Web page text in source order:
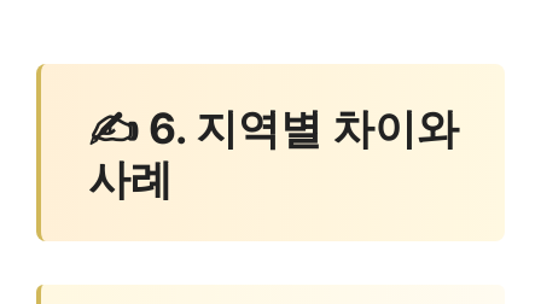
✍ 6. 지역별 차이와
사례